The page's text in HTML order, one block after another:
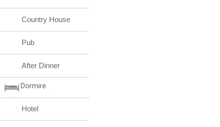
Country House
Pub
After Dinner
Dormire
Hotel